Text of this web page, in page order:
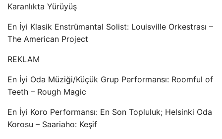
Karanlıkta Yürüyüş
En İyi Klasik Enstrümantal Solist: Louisville Orkestrası –
The American Project
REKLAM
En İyi Oda Müziği/Küçük Grup Performansı: Roomful of
Teeth – Rough Magic
En İyi Koro Performansı: En Son Topluluk; Helsinki Oda
Korosu – Saariaho: Keşif